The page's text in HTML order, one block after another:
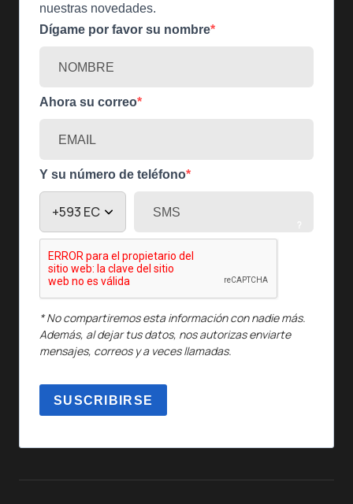
nuestras novedades.
Dígame por favor su nombre
Ahora su correo
Y su número de teléfono
* No compartiremos esta información con nadie más.
Además, al dejar tus datos, nos autorizas enviarte
mensajes, correos y a veces llamadas.
SUSCRIBIRSE